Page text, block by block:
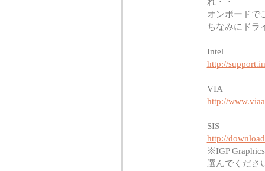
オンボードで
ちなみにドラ
Intel
http://
VIA
http://
SIS
http://
※IGP
選んでくださ